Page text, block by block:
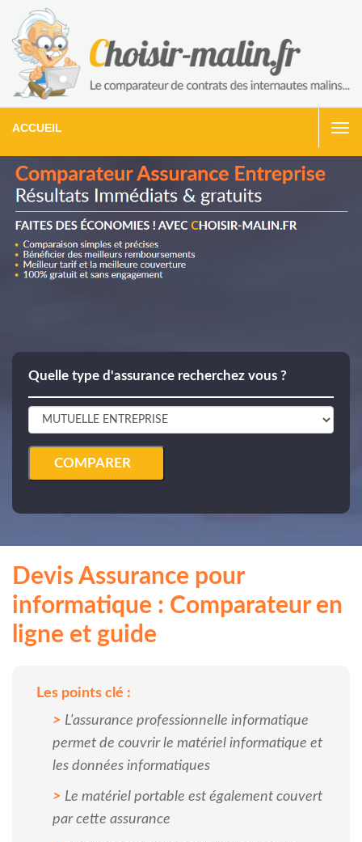
ACCUEIL
Quelle type d'assurance recherchez vous ?
COMPARER
Devis Assurance pour
informatique : Comparateur en
ligne et guide
Les points clé :
L'assurance professionnelle informatique
permet de couvrir le matériel informatique et
les données informatiques
Le matériel portable est également couvert
par cette assurance